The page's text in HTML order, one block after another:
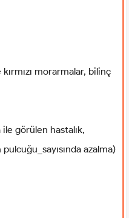
morarmalar, bilinç
görülen hastalık,
azalma)